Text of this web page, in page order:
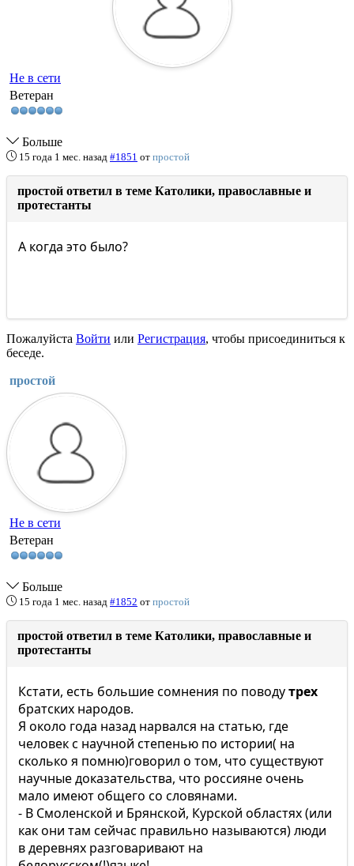
Не в сети
Ветеран
Больше
15 года 1 мес. назад #1851 от простой
простой ответил в теме Католики, православные и
протестанты
А когда это было?
Пожалуйста Войти или Регистрация, чтобы присоединиться к
беседе.
простой
Не в сети
Ветеран
Больше
15 года 1 мес. назад #1852 от простой
простой ответил в теме Католики, православные и
протестанты
Кстати, есть большие сомнения по поводутрех
братских народов.
Я около года назад нарвался на статью, где
человек с научной степенью по истории( на
сколько я помню)говорил о том, что существуют
научные доказательства, что россияне очень
мало имеют общего со словянами.
- В Смоленской и Брянской, Курской областях (или
как они там сейчас правильно называются) люди
в деревнях разговаривают на